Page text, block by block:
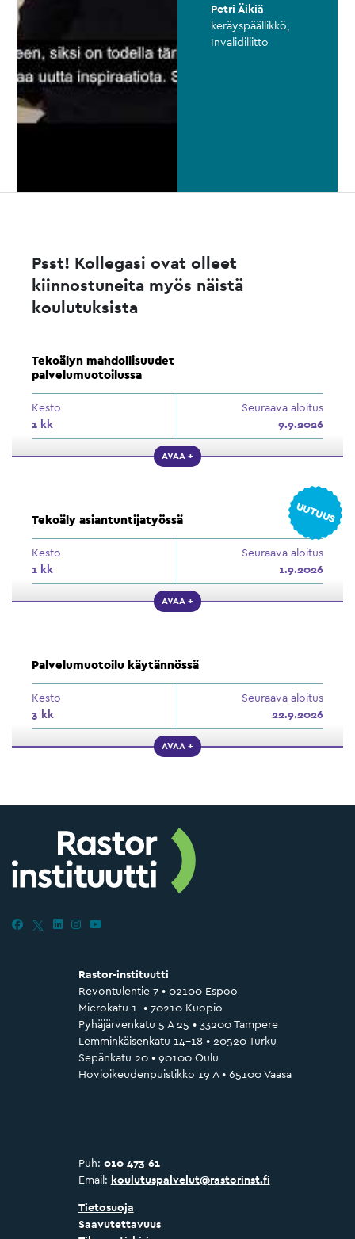
Petri Äikiä
keräyspäällikkö,
Invalidiliitto
Psst! Kollegasi ovat olleet
kiinnostuneita myös näistä
koulutuksista
Tekoälyn mahdollisuudet
palvelumuotoilussa
Kesto
1 kk
Seuraava aloitus
9.9.2026
AVAA +
Tekoäly asiantuntijatyössä
Kesto
1 kk
Seuraava aloitus
1.9.2026
AVAA +
UUTUUS
Palvelumuotoilu käytännössä
Kesto
3 kk
Seuraava aloitus
22.9.2026
AVAA +
Rastor-instituutti
Revontulentie 7 • 02100 Espoo
Microkatu 1 • 70210 Kuopio
Pyhäjärvenkatu 5 A 25 • 33200 Tampere
Lemminkäisenkatu 14–18 • 20520 Turku
Sepänkatu 20 • 90100 Oulu
Hovioikeudenpuistikko 19 A • 65100 Vaasa
Puh: 010 473 61
Email: koulutuspalvelut@rastorinst.fi
Tietosuoja
Saavutettavuus